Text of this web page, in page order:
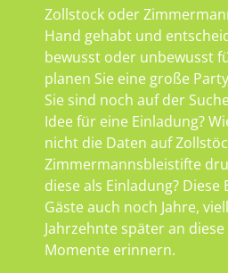
Zollstock oder
Hand gehabt und
bewusst oder unbewusst
planen Sie eine große
Sie sind noch auf der
Idee für eine Einladung?
nicht die Daten auf
Zimmermannsbleistifte
diese als Einladung?
Gäste auch noch Jahre,
Jahrzehnte später an
Momente erinnern.